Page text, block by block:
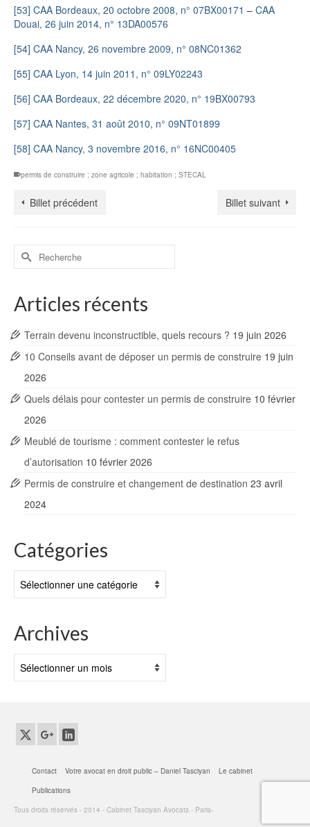
[53] CAA Bordeaux, 20 octobre 2008, n° 07BX00171 – CAA
Douai, 26 juin 2014, n° 13DA00576
[54] CAA Nancy, 26 novembre 2009, n° 08NC01362
[55] CAA Lyon, 14 juin 2011, n° 09LY02243
[56] CAA Bordeaux, 22 décembre 2020, n° 19BX00793
[57] CAA Nantes, 31 août 2010, n° 09NT01899
[58] CAA Nancy, 3 novembre 2016, n° 16NC00405
permis de construire ; zone agricole ; habitation ; STECAL
Billet précédent Billet suivant
Rechercher :
Articles récents
Terrain devenu inconstructible, quels recours ? 19 juin 2026
10 Conseils avant de déposer un permis de construire 19 juin
2026
Quels délais pour contester un permis de construire 10 février
2026
Meublé de tourisme : comment contester le refus
d’autorisation 10 février 2026
Permis de construire et changement de destination 23 avril
2024
Catégories
Archives
Contact Votre avocat en droit public – Daniel Tasciyan
Le cabinet
Publications
Tous droits réservés - 2014 - Cabinet Tasciyan Avocats - Paris-